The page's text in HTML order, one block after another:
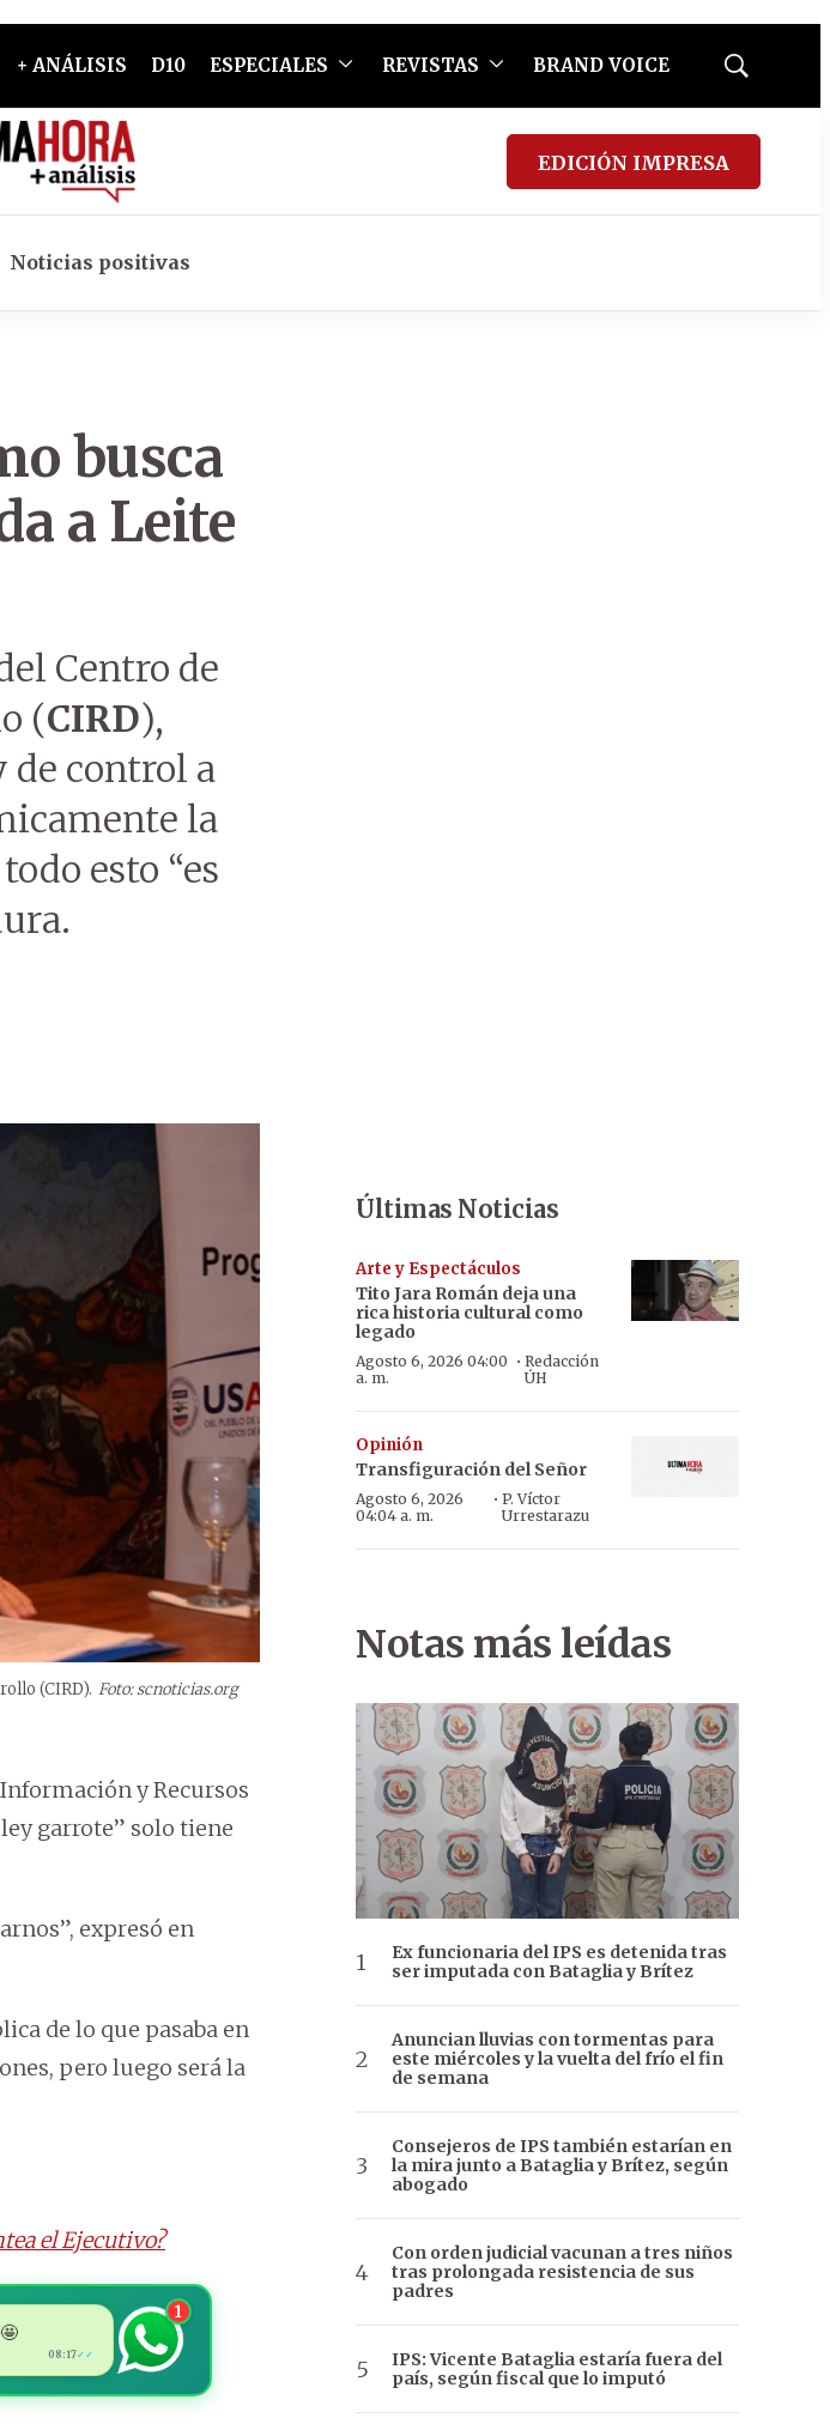
+ ANÁLISIS D10 ESPECIALES REVISTAS BRAND VOICE
Mostrar
EDICIÓN IMPRESA
Noticias positivas
busca
a Leite
Centro de
(CIRD),
de control a
la
esto “es
(CIRD). Foto: scnoticias.org
y Recursos
garrote” solo tiene
expresó en
de lo que pasaba en
pero luego será la
el Ejecutivo?
08:17✓✓
1
Últimas Noticias
Arte y Espectáculos
Tito Jara Román deja una
rica historia cultural como
legado
Agosto 6, 2026 04:00
a. m.
· Redacción
ÚH
Opinión
Transfiguración del Señor
Agosto 6, 2026
04:04 a. m.
· P. Víctor
Urrestarazu
Notas más leídas
Ex funcionaria del IPS es detenida tras
ser imputada con Bataglia y Brítez
Anuncian lluvias con tormentas para
este miércoles y la vuelta del frío el fin
de semana
Consejeros de IPS también estarían en
la mira junto a Bataglia y Brítez, según
abogado
Con orden judicial vacunan a tres niños
tras prolongada resistencia de sus
padres
IPS: Vicente Bataglia estaría fuera del
país, según fiscal que lo imputó